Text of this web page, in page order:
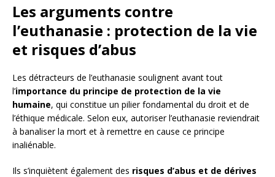
Les arguments contre
l’euthanasie : protection de la vie
et risques d’abus
Les détracteurs de l’euthanasie soulignent avant tout
l’importance du principe de protection de la vie
humaine, qui constitue un pilier fondamental du droit et de
l’éthique médicale. Selon eux, autoriser l’euthanasie reviendrait
à banaliser la mort et à remettre en cause ce principe
inaliénable.
Ils s’inquiètent également des risques d’abus et de dérives